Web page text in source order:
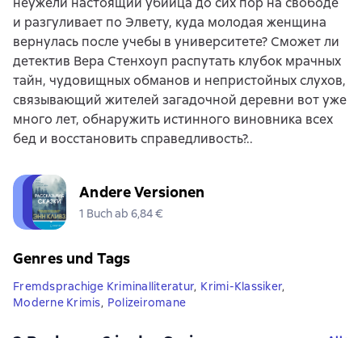
и разгуливает по Элвету, куда молодая женщина
вернулась после учебы в университете? Сможет ли
детектив Вера Стенхоуп распутать клубок мрачных
тайн, чудовищных обманов и непристойных слухов,
связывающий жителей загадочной деревни вот уже
много лет, обнаружить истинного виновника всех
бед и восстановить справедливость?..
Andere Versionen
1 Buch ab 6,84 €
Genres und Tags
Fremdsprachige Kriminalliteratur, Krimi-Klassiker,
Moderne Krimis, Polizeiromane